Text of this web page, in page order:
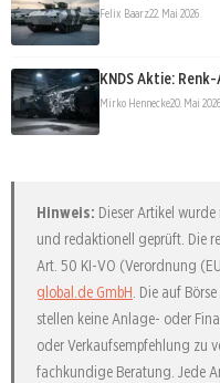
Felix Baarz22. Mai 2026
KNDS Aktie:
Mirko Hennecke20. Mai 2026
Hinweis: Dieser Artikel
und redaktionell geprüft. Die
Art. 50 KI-VO (Verordnung
global.de GmbH . Die auf
stellen keine Anlage- oder
oder Verkaufsempfehlung zu
fachkundige Beratung. Jede